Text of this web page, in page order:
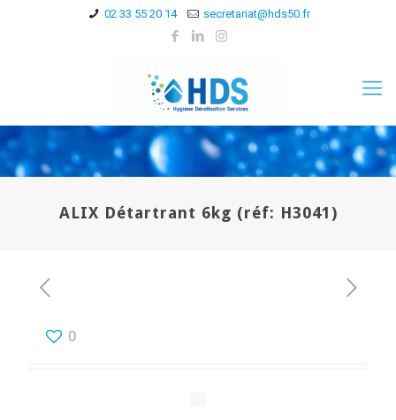
02 33 55 20 14 secretariat@hds50.fr
ALIX Détartrant 6kg (réf: H3041)
0